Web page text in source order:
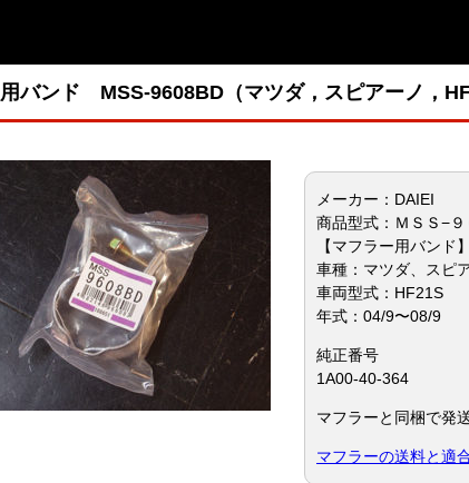
バンド MSS-9608BD（マツダ，スピアーノ，
メーカー：DAIEI
商品型式：ＭＳＳ−９
【マフラー用バンド】
車種：マツダ、スピ
車両型式：HF21S
年式：04/9〜08/9
純正番号
1A00-40-364
マフラーと同梱で発
マフラーの送料と適